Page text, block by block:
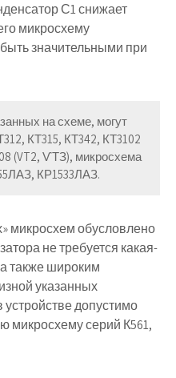
С1 снижает
микросхему
значительными при
на схеме, могут
КТ315, КТ342, КТ3102
(VT2, ѴТЗ), микросхема
КР1533ЛАЗ.
микросхем обусловлено
не требуется какая-
также широким
указанных
допустимо
микросхему серий К561,